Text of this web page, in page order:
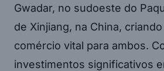
Gwadar, no sudoeste do
de Xinjiang, na China,
comércio vital para ambos.
investimentos significativos